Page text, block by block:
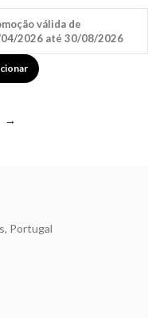
válida de
2026 até 30/08/2026
→
Portugal